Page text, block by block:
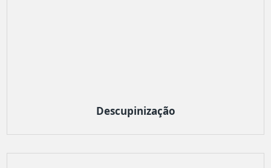
Descupinização